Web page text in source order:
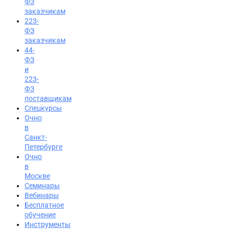
Вход на портал
8 (495) 228-47-43
заказчикам
223-
ФЗ
заказчикам
44-
ФЗ
и
223-
ФЗ
поставщикам
Спецкурсы
Очно
в
Санкт-
Петербурге
Очно
в
Москве
Семинары
Вебинары
Бесплатное
обучение
Инструменты